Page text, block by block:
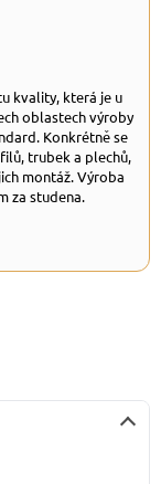
kvality, která je u
oblastech výroby
Konkrétně se
trubek a plechů,
montáž. Výroba
za studena.